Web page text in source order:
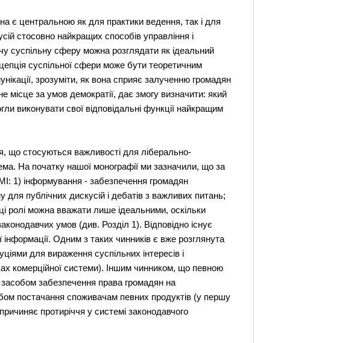
є центральною як для практики ведення, так і для
стосовно найкращих способів управління і
суспільну сферу можна розглядати як ідеальний
суспільної сфери може бути теоретичним
зрозуміти, як вона сприяє залученню громадян
місце за умов демократії, дає змогу визначити: який
виконувати свої відповідальні функції найкращим
що стосуються важливості для ліберально-
На початку нашої монографії ми зазначили, що за
1) інформування - забезпечення громадян
публічних дискусій і дебатів з важливих питань;
ролі можна вважати лише ідеальними, оскільки
умов (див. Розділ 1). Відповідно існує
інформації. Одним з таких чинників є вже розглянута
для вираження суспільних інтересів і
комерційної системи). Іншим чинником, що певною
забезпечення права громадян на
постачання споживачам певних продуктів (у першу
протиріччя у системі законодавчого